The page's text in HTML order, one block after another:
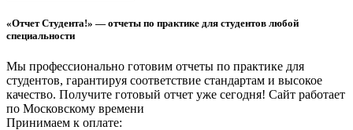
«Отчет Студента!» — отчеты по практике для студентов любой
специальности
Мы профессионально готовим отчеты по практике для
студентов, гарантируя соответствие стандартам и высокое
качество. Получите готовый отчет уже сегодня! Сайт работает
по Московскому времени
Принимаем к оплате: